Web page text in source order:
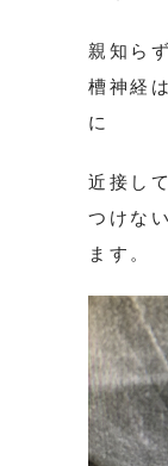
親知ら
槽神経
に
近接し
つけな
ます。